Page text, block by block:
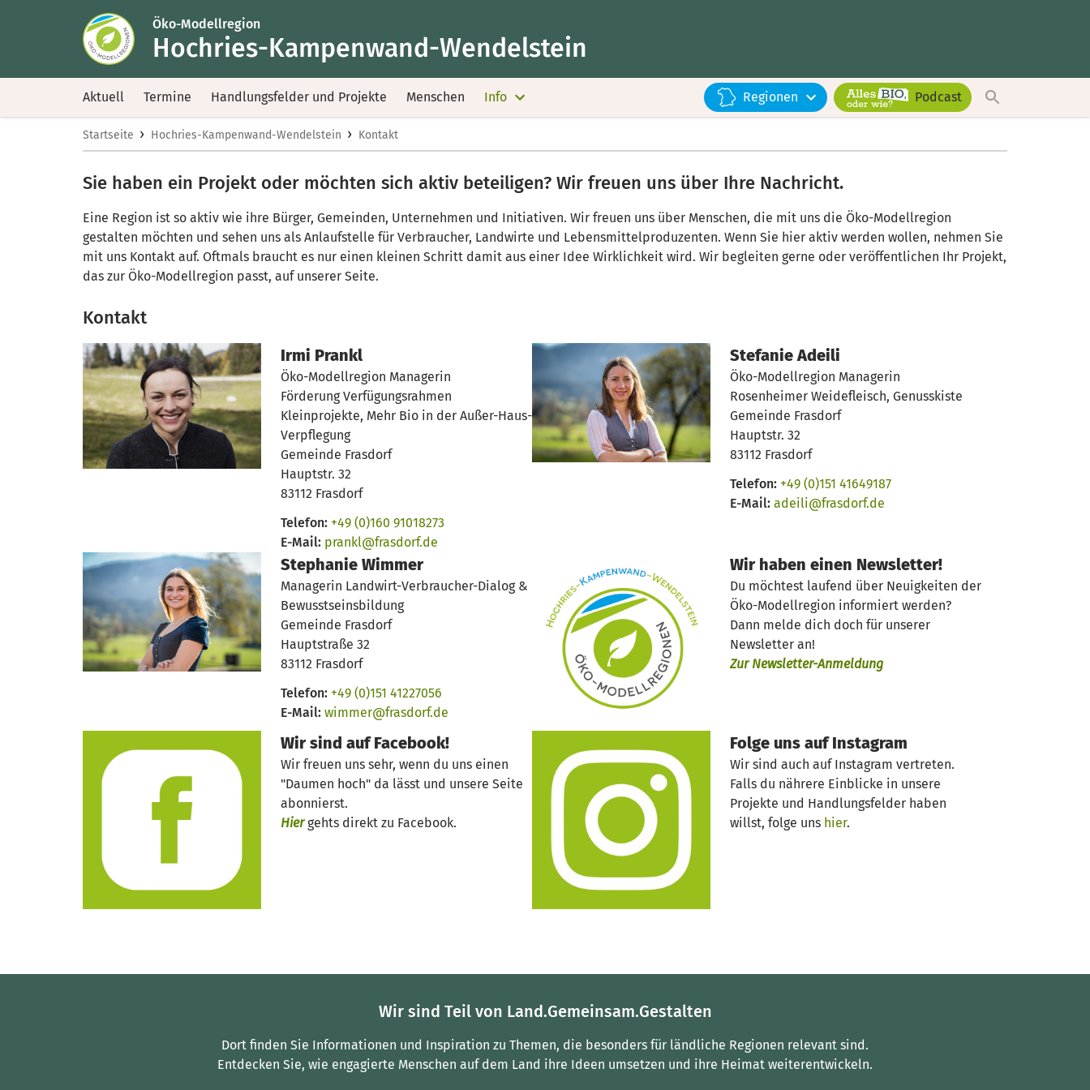
Öko-Modellregion
Hochries-Kampenwand-Wendelstein
Aktuell Termine Handlungsfelder und Projekte Menschen Info Regionen Podcast
Startseite › Hochries-Kampenwand-Wendelstein › Kontakt
Sie haben ein Projekt oder möchten sich aktiv beteiligen? Wir freuen uns über Ihre Nachricht.
Eine Region ist so aktiv wie ihre Bürger, Gemeinden, Unternehmen und Initiativen. Wir freuen uns über Menschen, die mit uns die Öko-Modellregion
gestalten möchten und sehen uns als Anlaufstelle für Verbraucher, Landwirte und Lebensmittelproduzenten. Wenn Sie hier aktiv werden wollen, nehmen Sie
mit uns Kontakt auf. Oftmals braucht es nur einen kleinen Schritt damit aus einer Idee Wirklichkeit wird. Wir begleiten gerne oder veröffentlichen Ihr Projekt,
das zur Öko-Modellregion passt, auf unserer Seite.
Kontakt
Irmi Prankl
Öko-Modellregion Managerin
Förderung Verfügungsrahmen
Kleinprojekte, Mehr Bio in der Außer-Haus-
Verpflegung
Gemeinde Frasdorf
Hauptstr. 32
83112 Frasdorf
Telefon: +49 (0)160 91018273
E-Mail: prankl@frasdorf.de
Stefanie Adeili
Öko-Modellregion Managerin
Rosenheimer Weidefleisch, Genusskiste
Gemeinde Frasdorf
Hauptstr. 32
83112 Frasdorf
Telefon: +49 (0)151 41649187
E-Mail: adeili@frasdorf.de
Stephanie Wimmer
Managerin Landwirt-Verbraucher-Dialog &
Bewusstseinsbildung
Gemeinde Frasdorf
Hauptstraße 32
83112 Frasdorf
Telefon: +49 (0)151 41227056
E-Mail: wimmer@frasdorf.de
Wir haben einen Newsletter!
Du möchtest laufend über Neuigkeiten der
Öko-Modellregion informiert werden?
Dann melde dich doch für unserer
Newsletter an!
Zur Newsletter-Anmeldung
Wir sind auf Facebook!
Wir freuen uns sehr, wenn du uns einen
"Daumen hoch" da lässt und unsere Seite
abonnierst.
Hiergehts direkt zu Facebook.
Folge uns auf Instagram
Wir sind auch auf Instagram vertreten.
Falls du nährere Einblicke in unsere
Projekte und Handlungsfelder haben
willst, folge uns hier.
Wir sind Teil von Land.Gemeinsam.Gestalten
Dort finden Sie Informationen und Inspiration zu Themen, die besonders für ländliche Regionen relevant sind.
Entdecken Sie, wie engagierte Menschen auf dem Land ihre Ideen umsetzen und ihre Heimat weiterentwickeln.